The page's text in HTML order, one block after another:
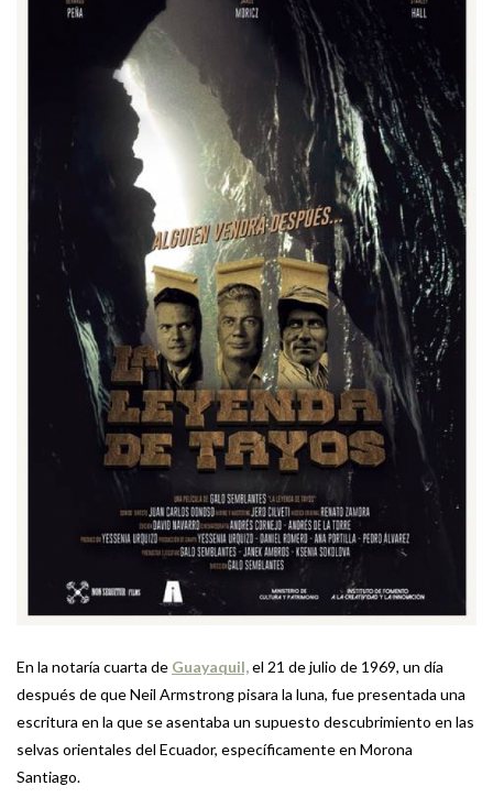
En la notaría cuarta de Guayaquil,el 21 de julio de 1969, un día
después de que Neil Armstrong pisara la luna, fue presentada una
escritura en la que se asentaba un supuesto descubrimiento en las
selvas orientales del Ecuador, específicamente en Morona
Santiago.